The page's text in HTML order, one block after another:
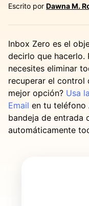
Escrito por Dawna M.
Inbox Zero es el
decirlo que hacerlo.
necesites eliminar
recuperar el control
mejor opción? Usa
Email en tu teléfono
bandeja de entrada
automáticamente